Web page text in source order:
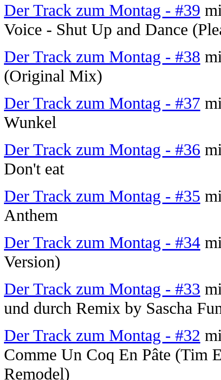
Der Track zum Montag - #39
Voice - Shut Up and Dance
Der Track zum Montag - #38
(Original Mix)
Der Track zum Montag - #37
Wunkel
Der Track zum Montag - #36
Don't eat
Der Track zum Montag - #35
Anthem
Der Track zum Montag - #34
Version)
Der Track zum Montag - #33
und durch Remix by Sascha
Der Track zum Montag - #32
Comme Un Coq En Pâte (Tim
Remodel)